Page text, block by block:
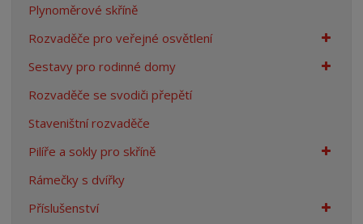
Plynoměrové skříně
Rozvaděče pro veřejné osvětlení
Sestavy pro rodinné domy
Rozvaděče se svodiči přepětí
Staveništní rozvaděče
Pilíře a sokly pro skříně
Rámečky s dvířky
Příslušenství